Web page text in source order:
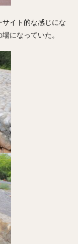
サイト的な感じにな
になっていた。